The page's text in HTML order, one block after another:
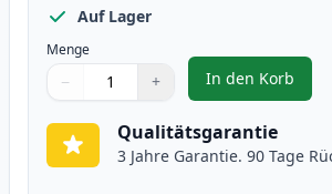
Auf Lager
Menge
Verwenden Sie die Tasten, um
− +
1
In den Korb
, 2 stück
Qualitätsgarantie
3 Jahre Garantie. 90 Tage